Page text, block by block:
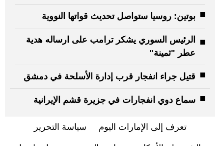
بوتين: روسيا ستواصل تحديث قواتها النووية
الرئيس السوري يشكر ترامب على ارساله هدية
عطر "ثمينة"
قتيل جراء انفجار قرب إدارة الأسلحة في دمشق
سماع دوي انفجارات في جزيرة قشم الإيرانية
تعرف إلى الإمارات اليوم سياسة التحرير